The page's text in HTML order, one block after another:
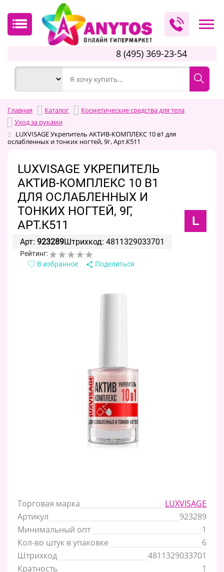
8 (495) 369-23-54
Главная Каталог
Косметические средства для тела
Уход за руками
LUXVISAGE Укрепитель АКТИВ-КОМПЛЕКС 10 в1 для
ослабленных и тонких ногтей, 9г, Арт.К511
LUXVISAGE УКРЕПИТЕЛЬ
АКТИВ-КОМПЛЕКС 10 В1
ДЛЯ ОСЛАБЛЕННЫХ И
ТОНКИХ НОГТЕЙ, 9Г,
АРТ.К511
L
Арт: 923289Штрихкод: 4811329033701
Рейтинг:
В избранное
Поделиться
Торговая марка
LUXVISAGE
Артикул
923289
Минимальный опт
1
Кол-во штук в упаковке
6
Штрихкод
4811329033701
Кратность
1